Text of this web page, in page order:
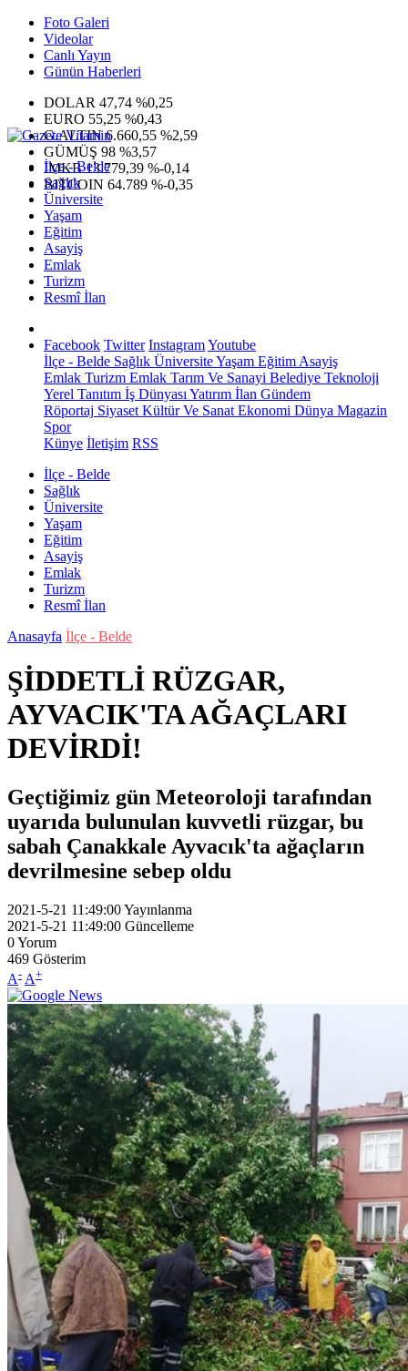
Foto Galeri
Videolar
Canlı Yayın
Günün Haberleri
DOLAR 47,74 %0,25
EURO 55,25 %0,43
G.ALTIN6.660,55 %2,59
GÜMÜŞ 98 %3,57
IMKB13.779,39 %-0,14
BITCOIN 64.789 %-0,35
İlçe - Belde
Sağlık
Üniversite
Yaşam
Eğitim
Asayiş
Emlak
Turizm
Resmî İlan
Facebook Twitter InstagramYoutube
İlçe - Belde Sağlık ÜniversiteYaşam Eğitim Asayiş
Emlak Turizm Emlak Tarım Ve Sanayi Belediye Teknoloji
Yerel Tanıtım İş Dünyası Yatırım İlan Gündem
Röportaj Siyaset Kültür Ve Sanat Ekonomi Dünya Magazin
Spor
Künye İletişim RSS
İlçe - Belde
Sağlık
Üniversite
Yaşam
Eğitim
Asayiş
Emlak
Turizm
Resmî İlan
Anasayfa İlçe - Belde
ŞİDDETLİ RÜZGAR,
AYVACIK'TA AĞAÇLARI
DEVİRDİ!
Geçtiğimiz gün Meteoroloji tarafından
uyarıda bulunulan kuvvetli rüzgar, bu
sabah Çanakkale Ayvacık'ta ağaçların
devrilmesine sebep oldu
2021-5-21 11:49:00Yayınlanma
2021-5-21 11:49:00 Güncelleme
0Yorum
469 Gösterim
A- A+